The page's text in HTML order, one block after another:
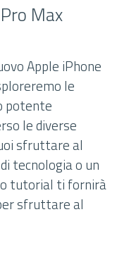
Max
Apple iPhone
le
potente
le diverse
sfruttare al
tecnologia o un
tutorial ti fornirà
sfruttare al